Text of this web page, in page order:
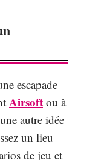
escapade
Airsoft ou à
autre idée
un lieu
de jeu et